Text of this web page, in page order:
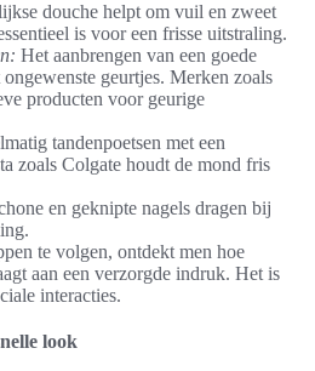
douche helpt om vuil en zweet
is voor een frisse uitstraling.
Het aanbrengen van een goede
geurtjes. Merken zoals
producten voor geurige
tandenpoetsen met een
zoals Colgate houdt de mond fris
en geknipte nagels dragen bij
te volgen, ontdekt men hoe
aan een verzorgde indruk. Het is
interacties.
look